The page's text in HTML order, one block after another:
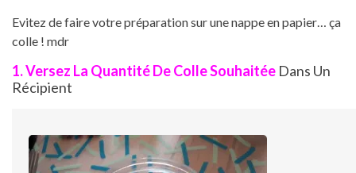
Evitez de faire votre préparation sur une nappe en papier… ça
colle ! mdr
1. Versez La Quantité De Colle Souhaitée Dans Un
Récipient